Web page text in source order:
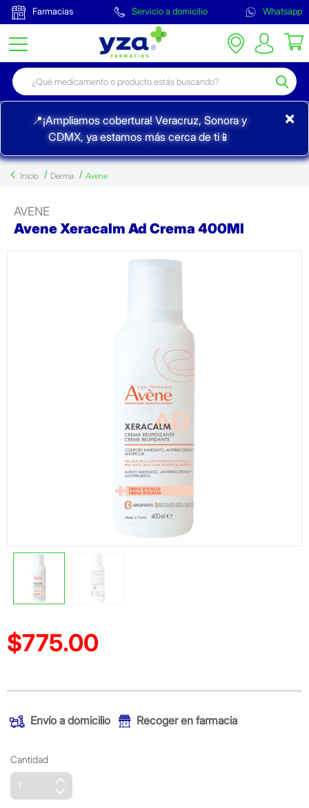
Farmacias Servicio a domicilio Whatsapp
📍¡Ampliamos cobertura! Veracruz, Sonora y
CDMX, ya estamos más cerca de ti📱
×
Inicio Derma Avene
AVENE
Avene Xeracalm Ad Crema 400Ml
Precio reducido de
$775.00
Envío a domicilio Recoger en farmacia
Cantidad